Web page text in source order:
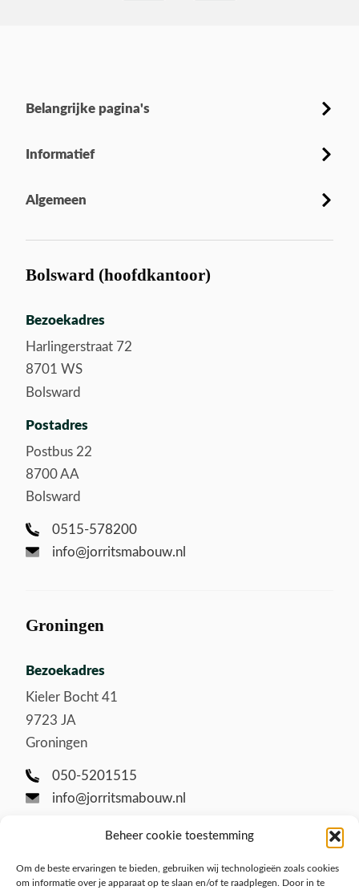
Beheer cookie toestemming
Om de beste ervaringen te bieden, gebruiken wij technologieën zoals cookies
om informatie over je apparaat op te slaan en/of te raadplegen. Door in te
Belangrijke pagina's
Informatief
Algemeen
Bolsward (hoofdkantoor)
Bezoekadres
Harlingerstraat 72
8701 WS
Bolsward
Postadres
Postbus 22
8700 AA
Bolsward
0515-578200
info@jorritsmabouw.nl
Groningen
Bezoekadres
Kieler Bocht 41
9723 JA
Groningen
050-5201515
info@jorritsmabouw.nl